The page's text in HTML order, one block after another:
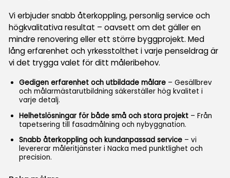
Vi erbjuder snabb återkoppling, personlig service och
högkvalitativa resultat – oavsett om det gäller en
mindre renovering eller ett större byggprojekt. Med
lång erfarenhet och yrkesstolthet i varje penseldrag är
vi det trygga valet för ditt måleribehov.
Gedigen erfarenhet och utbildade målare– Gesällbrev
och målarmästarutbildning säkerställer hög kvalitet i
varje detalj.
Helhetslösningar för både små och stora projekt– Från
tapetsering till fasadmålning och nybyggnation.
Snabb återkoppling och kundanpassad service– vi
levererar måleritjänster i Nacka med punktlighet och
precision.